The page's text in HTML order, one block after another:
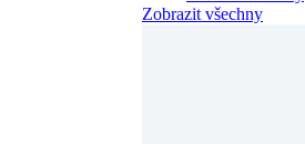
Zobrazit všechny